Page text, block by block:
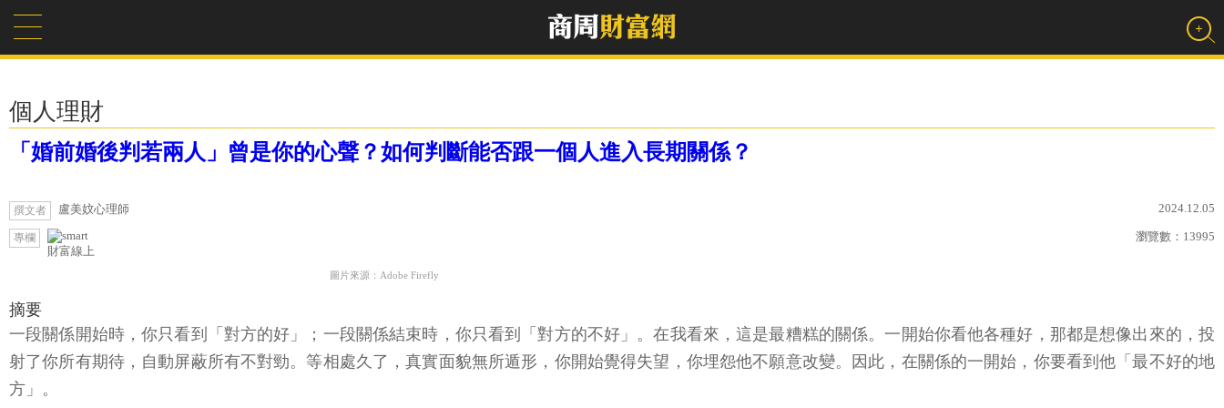
個人理財
「婚前婚後判若兩人」曾是你的心聲？如何判斷能否跟一個人進入長期關係？
撰文者 盧美妏心理師 2024.12.05
專欄
財富線上
瀏覽數： 13995
圖片來源：Adobe Firefly
摘要
一段關係開始時，你只看到「對方的好」；一段關係結束時，你只看到「對方的不好」。在我看來，這是最糟糕的關係。一開始你看他各種好，那都是想像出來的，投
射了你所有期待，自動屏蔽所有不對勁。等相處久了，真實面貌無所遁形，你開始覺得失望，你埋怨他不願意改變。因此，在關係的一開始，你要看到他「最不好的地
方」。